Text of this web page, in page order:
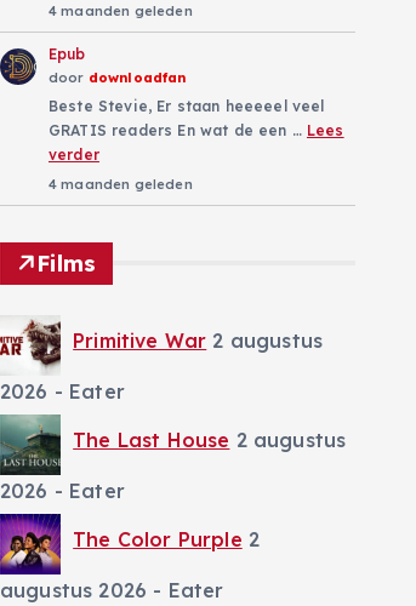
4 maanden geleden
Epub
door downloadfan
Beste Stevie, Er staan heeeeel veel
GRATIS readers En wat de een … Lees
verder
4 maanden geleden
Films
Primitive War 2 augustus
2026 - Eater
The Last House 2 augustus
2026 - Eater
The Color Purple 2
augustus 2026 - Eater